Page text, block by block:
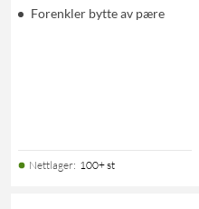
Forenkler bytte av pære
Nettlager: 100+ st